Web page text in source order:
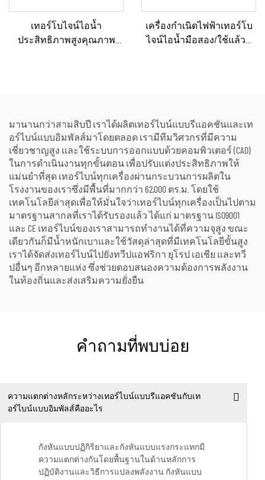
เทอร์โบไจน์ไอน้ำ
ประสิทธิภาพสูงคุณภาพ
เครื่องกำเนิดไฟฟ้าเทอร์โบ
ไจน์ไอน้ำมือสอง/ใช้แล้วที่
มานานกว่าสามสิบปี เราได้ผลิตเทอร์ไบน์แบบรีแอคชันและเท
อร์ไบน์แบบอิมพัลส์มาโดยตลอด เรามีทีมวิศวกรที่มีความ
เชี่ยวชาญสูง และใช้ระบบการออกแบบด้วยคอมพิวเตอร์ (CAD)
ในการดำเนินงานทุกขั้นตอน เพื่อปรับแต่งประสิทธิภาพให้
แม่นยำที่สุด เทอร์ไบน์ทุกเครื่องผ่านกระบวนการผลิตใน
โรงงานของเราซึ่งมีพื้นที่มากกว่า 62,000 ตร.ม. โดยใช้
เทคโนโลยีล่าสุดเพื่อให้มั่นใจว่าเทอร์ไบน์ทุกเครื่องเป็นไปตาม
มาตรฐานสากลที่เราได้รับรองแล้ว ได้แก่ มาตรฐาน ISO9001
และ CE เทอร์ไบน์ของเราสามารถทำงานได้ที่ความจุสูง ขณะ
เดียวกันก็มีน้ำหนักเบาและใช้วัสดุล่าสุดที่มีเทคโนโลยีขั้นสูง
เราได้จัดส่งเทอร์ไบน์ไปยังทวีปแอฟริกา ยุโรป เอเชีย และทวี
ปอื่นๆ อีกหลายแห่ง ซึ่งช่วยตอบสนองความต้องการพลังงาน
ในท้องถิ่นและส่งเสริมความยั่งยืน
คำถามที่พบบ่อย
ความแตกต่างหลักระหว่างเทอร์ไบน์แบบรีแอคชันกับเท
อร์ไบน์แบบอิมพัลส์คืออะไร
กังหันแบบปฏิกิริยาและกังหันแบบแรงกระแทกมี
ความแตกต่างกันโดยพื้นฐานในด้านหลักการ
ปฏิบัติงานและวิธีการแปลงพลังงาน กังหันแบบ